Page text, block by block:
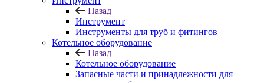
Назад
Инструмент
Инструменты для труб и фитингов
Котельное оборудование
Назад
Котельное оборудование
Запасные части и принадлежности для